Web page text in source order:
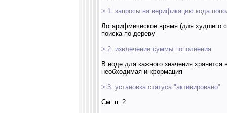
> 1. запросы на верификацию кода
Логарифмическое врямя (для худшего
поиска по дереву
> 2. извлечение суммы пополнения
В ноде для кажного значения хранится
необходимая информация
> 3. установка статуса "активировано"
См. п. 2